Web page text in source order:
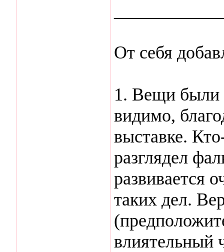
От себя
1. Вещи были
видимо,
выставке.
разглядел
развивается
таких дел.
влиятельный